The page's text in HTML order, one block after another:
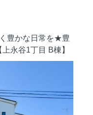
豊かな日常を★豊
永谷1丁目 B棟】